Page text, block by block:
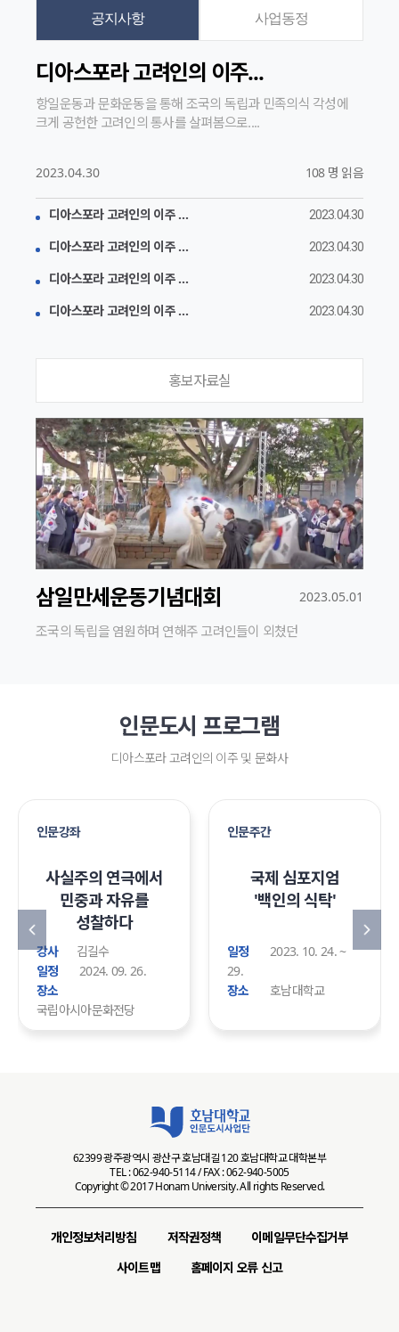
공지사항 사업동정
디아스포라 고려인의 이주...
항일운동과 문화운동을 통해 조국의 독립과 민족의식 각성에
크게 공헌한 고려인의 통사를 살펴봄으로....
2023.04.30 108 명 읽음
디아스포라 고려인의 이주 및 문화사(1차년도 1~8회차) 2023.04.30
디아스포라 고려인의 이주 및 문화사(1차년도 1~8회차) 2023.04.30
디아스포라 고려인의 이주 및 문화사(1차년도 1~8회차) 2023.04.30
디아스포라 고려인의 이주 및 문화사(1차년도 1~8회차) 2023.04.30
홍보자료실
삼일만세운동기념대회 2023.05.01
조국의 독립을 염원하며 연해주 고려인들이 외쳤던
인문도시 프로그램
디아스포라 고려인의 이주 및 문화사
인문강좌
사실주의 연극에서
민중과 자유를
성찰하다
김길수
2024. 09. 26.
국립아시아문화전당
인문주간
국제 심포지엄
'백인의 식탁'
2023. 10. 24. ~
29.
호남대학교
62399 광주광역시 광산구 호남대길 120 호남대학교 대학본부
TEL : 062-940-5114 / FAX : 062-940-5005
Copyright © 2017 Honam University. All rights Reserved.
개인정보처리방침 저작권정책
이메일무단수집거부
사이트맵
홈페이지 오류 신고